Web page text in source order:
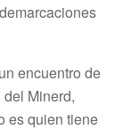
encuentro de
Minerd,
es quien tiene